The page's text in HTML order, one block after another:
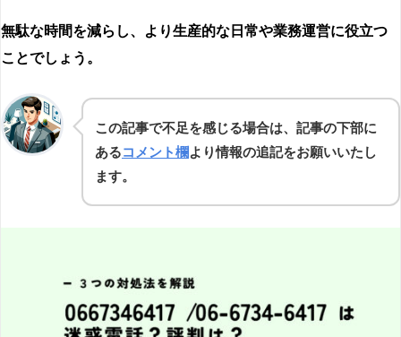
無駄な時間を減らし、より生産的な日常や業務運営に役立つ
ことでしょう。
この記事で不足を感じる場合は、記事の下部に
あるコメント欄より情報の追記をお願いいたし
ます。